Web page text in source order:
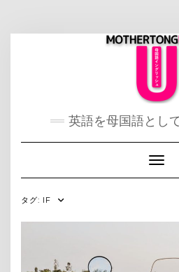
英語を母国語とし
タグ: IF